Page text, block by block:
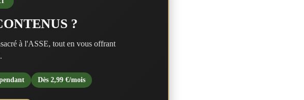
?
à l'ASSE, tout en vous offrant
Dès 2,99 €/mois